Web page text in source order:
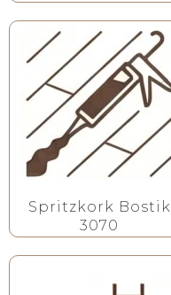
Spritzkork Bostik
3070